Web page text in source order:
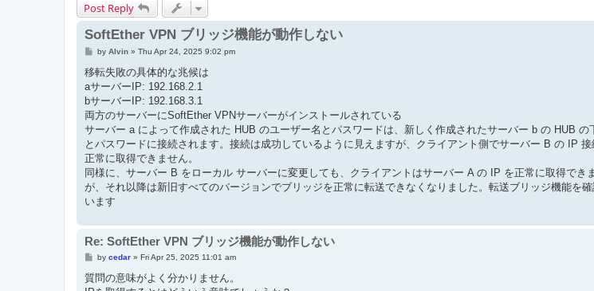
Post Reply
SoftEther VPN ブリッジ機能が動作しない
P
s
by Alvin» Thu Apr 24, 2025 9:02 pm
移転失敗の具体的な兆候は
aサーバーIP: 192.168.2.1
bサーバーIP: 192.168.3.1
両方のサーバーにSoftEther VPNサーバーがインストールされている
サーバー a によって作成された HUB のユーザー名とパスワードは、新しく作成されたサーバー b の HUB
とパスワードに接続されます。接続は成功しているように見えますが、クライアント側でサーバー B の IP
正常に取得できません。
同様に、サーバー B をローカル サーバーに変更しても、クライアントはサーバー A の IP を正常に取得でき
が、それ以降は新旧すべてのバージョンでブリッジを正常に転送できなくなりました。転送ブリッジ機能を
います
Re: SoftEther VPN ブリッジ機能が動作しない
P
s
t
by cedar» Fri Apr 25, 2025 11:01 am
質問の意味がよく分かりません。